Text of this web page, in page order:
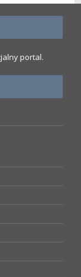
portal.